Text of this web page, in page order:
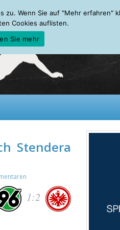
Mein
Stendera
1:2
Wenn Sie auf "Mehr erfahren"
Cookies auflisten.
Sie mehr